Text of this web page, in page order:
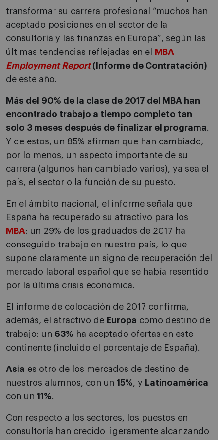
transformar su carrera profesional “muchos han
aceptado posiciones en el sector de la
consultoría y las finanzas en Europa”, según las
últimas tendencias reflejadas en el
MBA
Employment Report(Informe de Contratación)
de este año.
Más del 90% de la clase de 2017 del MBA han
encontrado trabajo a tiempo completo tan
solo 3 meses después de finalizar el programa.
Y de estos, un 85% afirman que han cambiado,
por lo menos, un aspecto importante de su
carrera (algunos han cambiado varios), ya sea el
país, el sector o la función de su puesto.
En el ámbito nacional, el informe señala que
España ha recuperado su atractivo para los
MBA: un 29% de los graduados de 2017 ha
conseguido trabajo en nuestro país, lo que
supone claramente un signo de recuperación del
mercado laboral español que se había resentido
por la última crisis económica.
El informe de colocación de 2017 confirma,
además, el atractivo de Europa como destino de
trabajo: un 63% ha aceptado ofertas en este
continente (incluido el porcentaje de España).
Asia es otro de los mercados de destino de
nuestros alumnos, con un 15%, y Latinoamérica
con un 11%.
Con respecto a los sectores, los puestos en
consultoría han crecido ligeramente alcanzando